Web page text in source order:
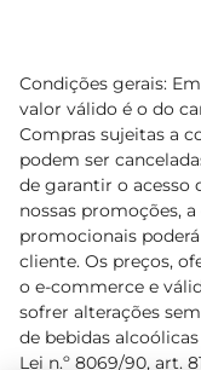
Condições gerais:
valor válido é o do
Compras sujeitas a
podem ser
de garantir o acesso
nossas promoções,
promocionais
cliente. Os preços,
o e-commerce e
sofrer alterações
de bebidas
Lei n.º 8069/90, art.